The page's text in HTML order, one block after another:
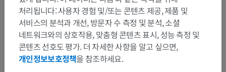
처리됩니다: 사용자 경험 및/또는 콘텐츠 제공, 제품 및
서비스의 분석과 개선, 방문자 수 측정 및 분석, 소셜
네트워크와의 상호작용, 맞춤형 콘텐츠 표시, 성능 측정 및
콘텐츠 선호도 평가. 더 자세한 사항을 알고 싶으면,
개인정보보호정책을 참조하세요.